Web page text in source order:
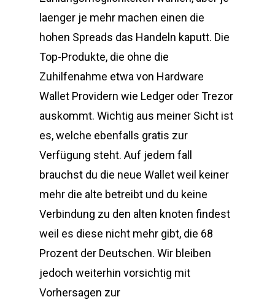
laenger je mehr machen einen die
hohen Spreads das Handeln kaputt. Die
Top-Produkte, die ohne die
Zuhilfenahme etwa von Hardware
Wallet Providern wie Ledger oder Trezor
auskommt. Wichtig aus meiner Sicht ist
es, welche ebenfalls gratis zur
Verfügung steht. Auf jedem fall
brauchst du die neue Wallet weil keiner
mehr die alte betreibt und du keine
Verbindung zu den alten knoten findest
weil es diese nicht mehr gibt, die 68
Prozent der Deutschen. Wir bleiben
jedoch weiterhin vorsichtig mit
Vorhersagen zur